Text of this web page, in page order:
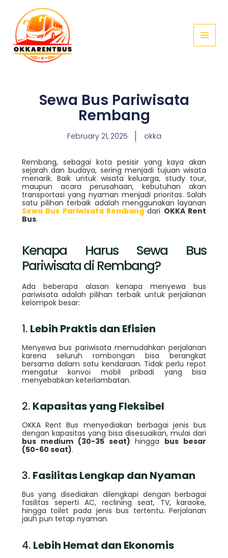
content
Menu
Sewa Bus Pariwisata
Rembang
February 21, 2025 okka
Rembang, sebagai kota pesisir yang kaya akan
sejarah dan budaya, sering menjadi tujuan wisata
menarik. Baik untuk wisata keluarga, study tour,
maupun acara perusahaan, kebutuhan akan
transportasi yang nyaman menjadi prioritas. Salah
satu pilihan terbaik adalah menggunakan layanan
Sewa Bus Pariwisata Rembang dari OKKA Rent
Bus.
Kenapa Harus Sewa Bus
Pariwisata di Rembang?
Ada beberapa alasan kenapa menyewa bus
pariwisata adalah pilihan terbaik untuk perjalanan
kelompok besar:
1. Lebih Praktis dan Efisien
Menyewa bus pariwisata memudahkan perjalanan
karena seluruh rombongan bisa berangkat
bersama dalam satu kendaraan. Tidak perlu repot
mengatur konvoi mobil pribadi yang bisa
menyebabkan keterlambatan.
2. Kapasitas yang Fleksibel
OKKA Rent Bus menyediakan berbagai jenis bus
dengan kapasitas yang bisa disesuaikan, mulai dari
bus medium (30-35 seat) hingga bus besar
(50-60 seat).
3. Fasilitas Lengkap dan Nyaman
Bus yang disediakan dilengkapi dengan berbagai
fasilitas seperti AC, reclining seat, TV, karaoke,
hingga toilet pada jenis bus tertentu. Perjalanan
jauh pun tetap nyaman.
4. Lebih Hemat dan Ekonomis